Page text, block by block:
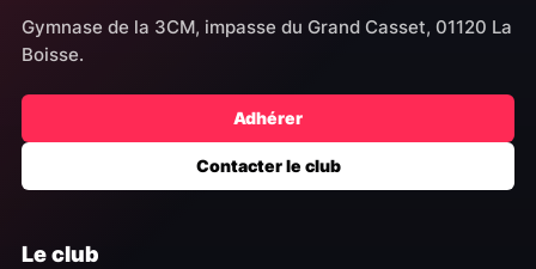
Gymnase de la 3CM, impasse du Grand Casset, 01120 La
Boisse.
Adhérer
Contacter le club
Le club